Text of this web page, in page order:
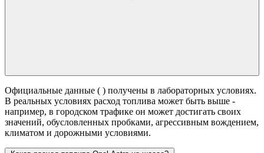
Официальные данные ( ) получены в лабораторных условиях.
В реальных условиях расход топлива может быть выше -
например, в городском трафике он может достигать своих
значений, обусловленных пробками, агрессивным вождением,
климатом и дорожными условиями.